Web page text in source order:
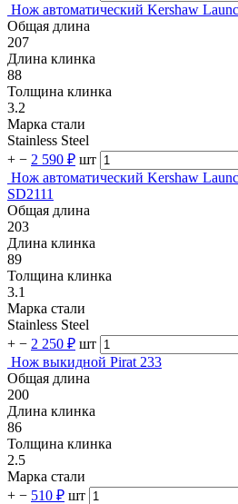
Нож автоматический Kershaw
Общая длина
207
Длина клинка
88
Толщина клинка
3.2
Марка стали
Stainless Steel
+ − 2 590 ₽ шт
Нож автоматический Kershaw
SD2111
Общая длина
203
Длина клинка
89
Толщина клинка
3.1
Марка стали
Stainless Steel
+ − 2 250 ₽ шт
Нож выкидной Pirat 233
Общая длина
200
Длина клинка
86
Толщина клинка
2.5
Марка стали
+ − 510 ₽ шт